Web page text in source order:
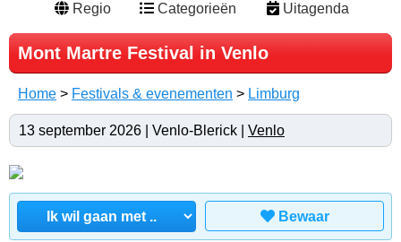
Regio Categorieën Uitagenda
Mont Martre Festival in Venlo
Home > Festivals & evenementen > Limburg
13 september 2026 | Venlo-Blerick | Venlo
Bewaar